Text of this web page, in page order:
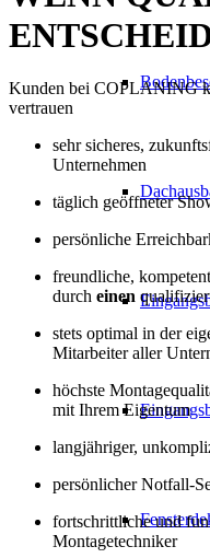
Kunden bei COPLANING
vertrauen
sehr sicheres,
Unternehmen
täglich geöffneter
persönliche
freundliche,
durch einen
stets optimal in der
Mitarbeiter aller
höchste
mit Ihrem Eigentum
langjähriger,
persönlicher Notfall-
fortschrittliche und
Montagetechniker